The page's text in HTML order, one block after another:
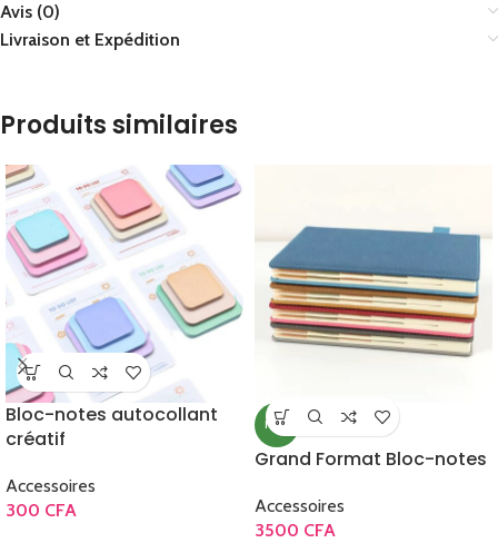
Avis (0)
Livraison et Expédition
Produits similaires
Bloc-notes autocollant
créatif
Accessoires
300 CFA
NEW
Grand Format Bloc-notes
Accessoires
3500 CFA